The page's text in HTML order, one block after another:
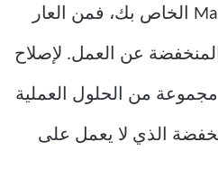
أمس الحاجة إلى جهاز Mac الخاص بك، فمن العار
عن العمل. لإصلاح
من الحلول العملية
الذي لا يعمل على